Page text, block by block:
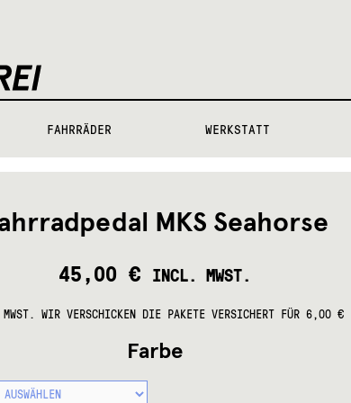
FAHRRÄDER WERKSTATT
MKS Seahorse
45,00€ INCL. MWST.
WIR VERSCHICKEN DIE PAKETE VERSICHERT FÜR 6,00 €
Farbe